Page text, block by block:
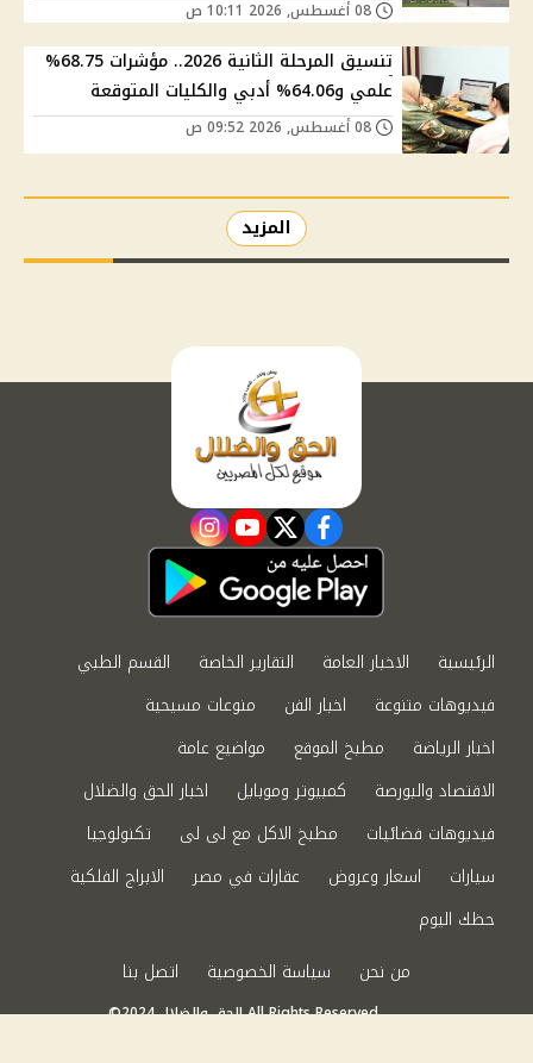
تنسيق المرحلة الثانية 2026.. مؤشرات 68.75%
علمي و64.06% أدبي والكليات المتوقعة
المزيد
facebook
twitter
youtube
instagram
الرئيسية الاخبار العامة التقارير الخاصة
القسم الطبي
فيديوهات متنوعة
اخبار الفن
منوعات مسيحية
اخبار الرياضة
مطبخ الموقع
مواضيع عامة
الاقتصاد والبورصة
كمبيوتر وموبايل
اخبار الحق والضلال
فيديوهات فضائيات
مطبخ الاكل مع لى لى
تكنولوجيا
سيارات
اسعار وعروض عقارات في مصر
الابراج الفلكية
حظك اليوم
من نحن
سياسة الخصوصية اتصل بنا
©2024 الحق والضلال All Rights Reserved.